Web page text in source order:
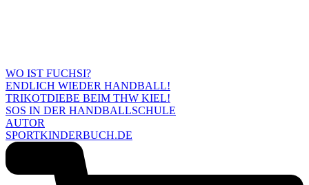
WO IST FUCHSI?
ENDLICH WIEDER HANDBALL!
TRIKOTDIEBE BEIM THW KIEL!
SOS IN DER HANDBALLSCHULE
AUTOR
SPORTKINDERBUCH.DE